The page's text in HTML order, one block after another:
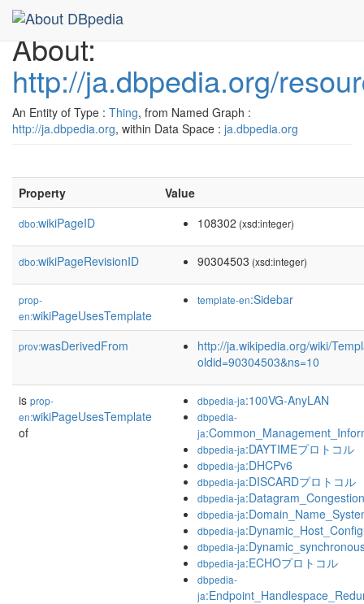
About:
http://ja.dbpedia.org/
An Entity of Type : Thing, from Named Graph :
http://ja.dbpedia.org, within Data Space : ja.dbpedia.org
Property Value
dbo:wikiPageID 108302 (xsd:integer)
dbo:wikiPageRevisionID 90304503 (xsd:integer)
prop-
en:wikiPageUsesTemplate
template-en:Sidebar
prov:wasDerivedFrom
http://ja.wikipedia.org/wiki/
oldid=90304503&ns=10
is prop-
en:wikiPageUsesTemplate
of
dbpedia-ja:100VG-AnyLAN
dbpedia-
ja
dbpedia-ja:DAYTIMEプロトコル
dbpedia-ja:DHCPv6
dbpedia-ja:DISCARDプロトコル
dbpedia-ja
dbpedia-ja
dbpedia-ja
dbpedia-ja
dbpedia-ja:ECHOプロトコル
dbpedia-
ja